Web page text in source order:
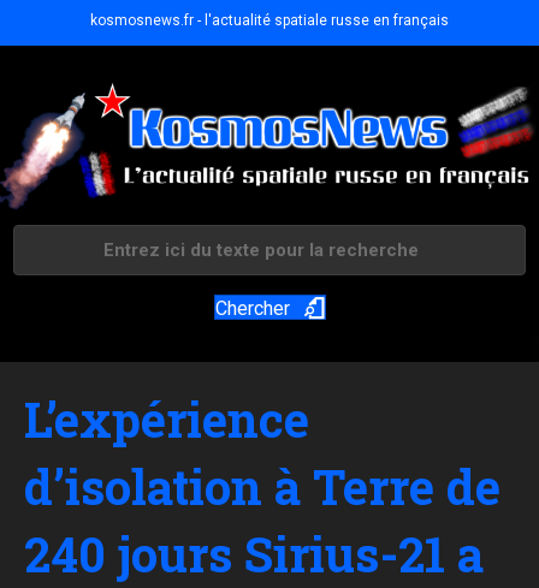
kosmosnews.fr - l'actualité spatiale russe en français
Chercher
L’expérience
d’isolation à Terre de
240 jours Sirius-21 a